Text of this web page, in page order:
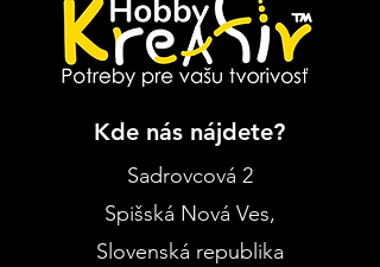
Kde nás nájdete?
Sadrovcová 2
Spišská Nová Ves,
Slovenská republika